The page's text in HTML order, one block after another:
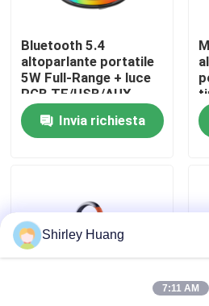
Controllo della qualità
Contattaci
Chiedi un preventivo
Tastiera e topo di computer
Bluetooth 5.4
altoparlante portatile
5W Full-Range + luce
RGB TF/USB/AUX
Quad-Mode
Invia richiesta
Shirley Huang
7:11 AM